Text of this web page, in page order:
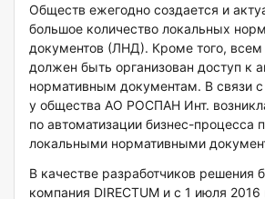
Обществ ежегодно создается и
большое количество локальных
документов (ЛНД). Кроме того, всем
должен быть организован доступ к
нормативным документам. В связи
у общества АО РОСПАН Инт.
по автоматизации бизнес-процесса
локальными нормативными
В качестве разработчиков решения
компания DIRECTUM и с 1 июля 2016